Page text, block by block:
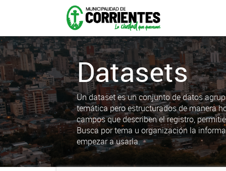
Datasets
Un dataset es un conjunto de datos
temática pero estructurados de manera
campos que describen el registro,
Busca por tema u organización la
empezar a usarla.